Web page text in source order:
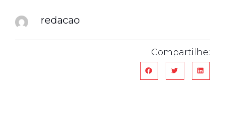
redacao
Compartilhe: